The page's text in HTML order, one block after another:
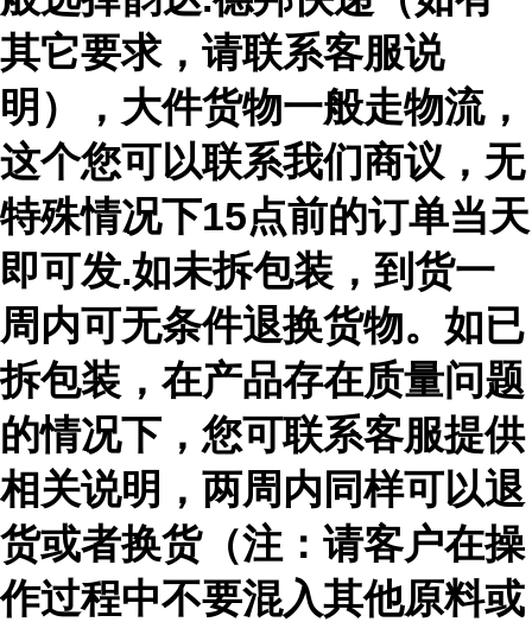
其它要求，请联系客服说
明），大件货物一般走物流，
这个您可以联系我们商议，无
特殊情况下15点前的订单当天
即可发.如未拆包装，到货一
周内可无条件退换货物。如已
拆包装，在产品存在质量问题
的情况下，您可联系客服提供
相关说明，两周内同样可以退
货或者换货（注：请客户在操
作过程中不要混入其他原料或